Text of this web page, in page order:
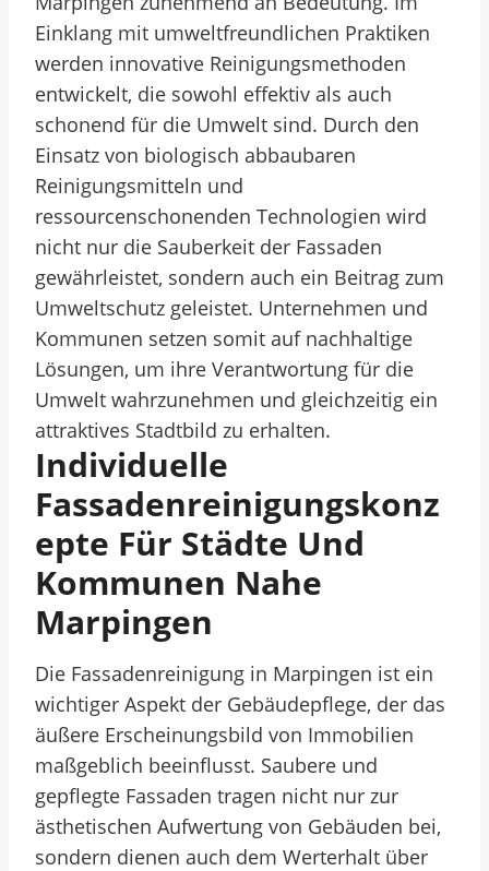
Einklang mit umweltfreundlichen Praktiken
werden innovative Reinigungsmethoden
entwickelt, die sowohl effektiv als auch
schonend für die Umwelt sind. Durch den
Einsatz von biologisch abbaubaren
Reinigungsmitteln und
ressourcenschonenden Technologien wird
nicht nur die Sauberkeit der Fassaden
gewährleistet, sondern auch ein Beitrag zum
Umweltschutz geleistet. Unternehmen und
Kommunen setzen somit auf nachhaltige
Lösungen, um ihre Verantwortung für die
Umwelt wahrzunehmen und gleichzeitig ein
attraktives Stadtbild zu erhalten.
Individuelle
Fassadenreinigungskonz
Epte Für Städte Und
Kommunen Nahe
Marpingen
Die Fassadenreinigung in Marpingen ist ein
wichtiger Aspekt der Gebäudepflege, der das
äußere Erscheinungsbild von Immobilien
maßgeblich beeinflusst. Saubere und
gepflegte Fassaden tragen nicht nur zur
ästhetischen Aufwertung von Gebäuden bei,
sondern dienen auch dem Werterhalt über